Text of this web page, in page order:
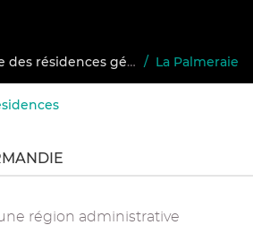
résidences gérées / La Palmeraie
région administrative